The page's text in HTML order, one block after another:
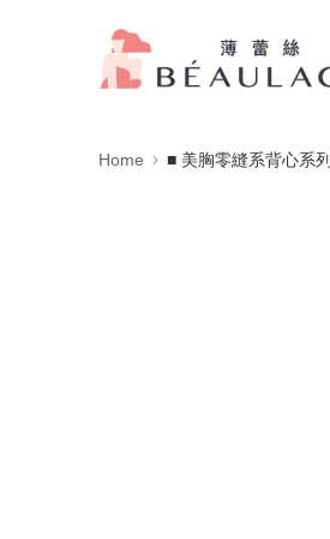
Home ■ 美胸零縫系背心系列